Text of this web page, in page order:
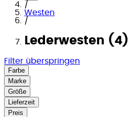
/
Westen
/
Lederwesten (4)
Filter überspringen
Farbe
Marke
Größe
Lieferzeit
Preis